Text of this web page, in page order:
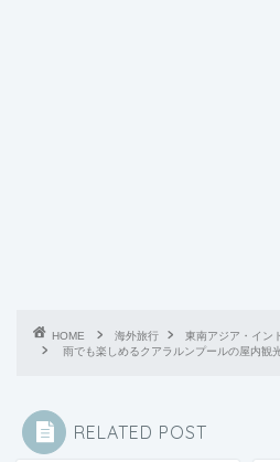
HOME 海外旅行
東南アジア・イン
雨でも楽しめるクアラルンプールの屋内観
RELATED POST